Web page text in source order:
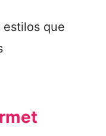
estilos que